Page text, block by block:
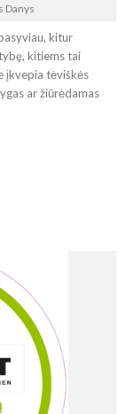
Danys
kitur
kitiems tai
įkvepia tėviškės
ar žiūrėdamas